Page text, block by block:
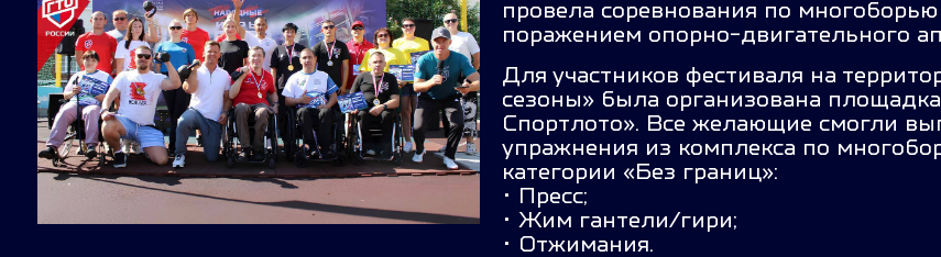
провела соревнования по
поражением опорно-двигательного
Для участников фестиваля на
сезоны» была организована
Спортлото». Все желающие смогли
упражнения из комплекса по
категории «Без границ»:
• Пресс;
• Жим гантели/гири;
• Отжимания.